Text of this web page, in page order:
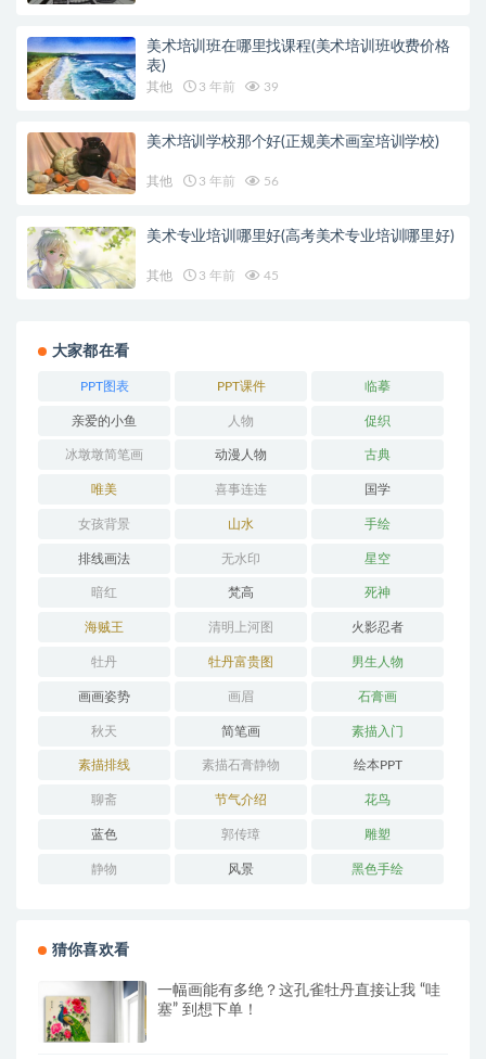
美术培训班在哪里找课程(美术培训班收费价格
表)
其他 3 年前 39
美术培训学校那个好(正规美术画室培训学校)
其他 3 年前 56
美术专业培训哪里好(高考美术专业培训哪里好)
其他 3 年前 45
大家都在看
PPT图表 PPT课件 临摹
亲爱的小鱼 人物 促织
冰墩墩简笔画 动漫人物 古典
唯美 喜事连连 国学
女孩背景 山水 手绘
排线画法 无水印 星空
暗红 梵高 死神
海贼王 清明上河图 火影忍者
牡丹 牡丹富贵图 男生人物
画画姿势 画眉 石膏画
秋天 简笔画 素描入门
素描排线 素描石膏静物 绘本PPT
聊斋 节气介绍 花鸟
蓝色 郭传璋 雕塑
静物 风景 黑色手绘
猜你喜欢看
一幅画能有多绝？这孔雀牡丹直接让我 “哇
塞” 到想下单！